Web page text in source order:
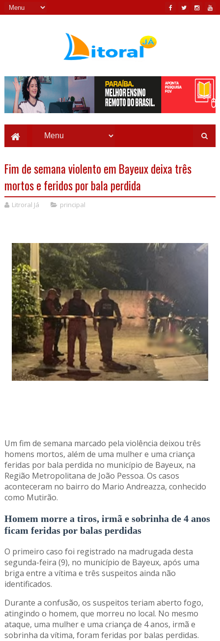
Fim de semana violento em Bayeux deixa três
mortos e feridos por bala perdida
Litroral Já principal
Um fim de semana marcado pela violência deixou três
homens mortos, além de uma mulher e uma criança
feridas por bala perdida no município de Bayeux, na
Região Metropolitana de João Pessoa. Os casos
aconteceram no bairro do Mario Andreazza, conhecido
como Mutirão.
Homem morre a tiros, irmã e sobrinha de 4 anos
ficam feridas por balas perdidas
O primeiro caso foi registrado na madrugada desta
segunda-feira (9), no município de Bayeux, após uma
briga entre a vítima e três suspeitos ainda não
identificados.
Durante a confusão, os suspeitos teriam aberto fogo,
atingindo o homem, que morreu no local. No mesmo
ataque, uma mulher e uma criança de 4 anos, irmã e
sobrinha da vítima, foram feridas por balas perdidas.